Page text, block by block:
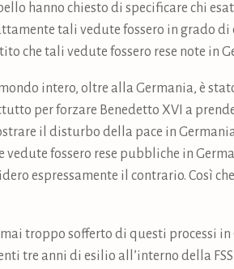
hanno chiesto di specificare chi
tali vedute fossero in grado
che tali vedute fossero rese note in
intero, oltre alla Germania, è
per forzare Benedetto XVI a
il disturbo della pace in
fossero rese pubbliche in
espressamente il contrario. Così
troppo sofferto di questi processi
tre anni di esilio all’interno della